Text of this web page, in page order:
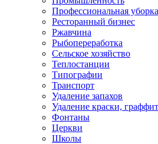
Профессиональная уборка
Ресторанный бизнес
Ржавчина
Рыбопереработка
Сельское хозяйство
Теплостанции
Типографии
Транспорт
Удаление запахов
Удаление краски,
Фонтаны
Церкви
Школы